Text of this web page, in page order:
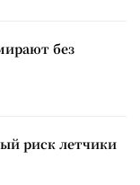
без
риск летчики